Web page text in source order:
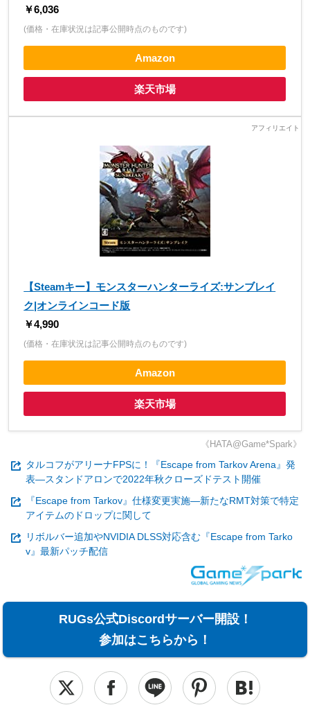
￥6,036
(価格・在庫状況は記事公開時点のものです)
Amazon
楽天市場
【Steamキー】モンスターハンターライズ:サンブレイ
ク|オンラインコード版
￥4,990
(価格・在庫状況は記事公開時点のものです)
Amazon
楽天市場
《HATA@Game*Spark》
タルコフがアリーナFPSに！『Escape from Tarkov Arena』発
表―スタンドアロンで2022年秋クローズドテスト開催
『Escape from Tarkov』仕様変更実施―新たなRMT対策で特定
アイテムのドロップに関して
リボルバー追加やNVIDIA DLSS対応含む『Escape from Tarko
v』最新パッチ配信
RUGs公式Discordサーバー開設！
参加はこちらから！